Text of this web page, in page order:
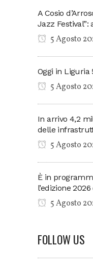
A Cosio
Jazz Festival”:
5 Agosto
Oggi in Liguria
5 Agosto
In arrivo 4,2
delle
5 Agosto
È in
l’edizione
5 Agosto
FOLLOW US